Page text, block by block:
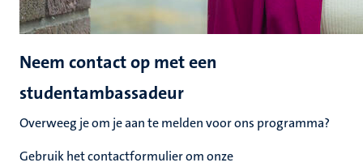
Neem contact op met een
studentambassadeur
Overweeg je om je aan te melden voor ons programma?
Gebruik het contactformulier om onze